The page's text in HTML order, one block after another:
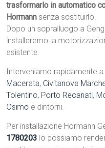
trasformarlo in automatico
Hormann senza sostituirlo.
Dopo un sopralluogo a
installeremo la
esistente.
Interveniamo rapidamente
Macerata, Civitanova
Tolentino, Porto Recanati,
Osimo e dintorni.
Per installazione Hormann
1780203 lo possiamo